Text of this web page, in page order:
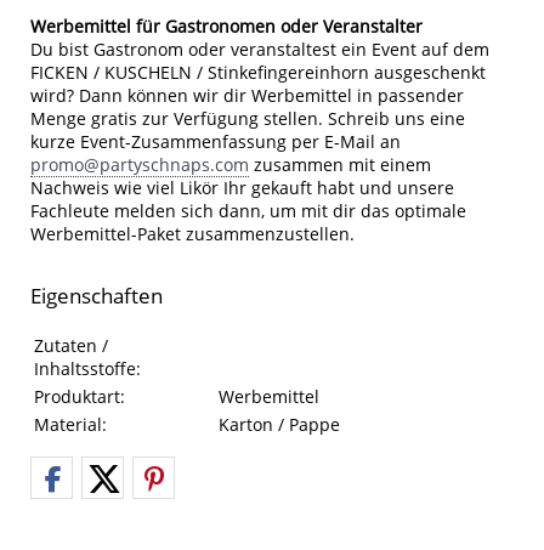
Werbemittel für Gastronomen oder Veranstalter
Du bist Gastronom oder veranstaltest ein Event auf dem
FICKEN / KUSCHELN / Stinkefingereinhorn ausgeschenkt
wird? Dann können wir dir Werbemittel in passender
Menge gratis zur Verfügung stellen. Schreib uns eine
kurze Event-Zusammenfassung per E-Mail an
promo@partyschnaps.com zusammen mit einem
Nachweis wie viel Likör Ihr gekauft habt und unsere
Fachleute melden sich dann, um mit dir das optimale
Werbemittel-Paket zusammenzustellen.
Eigenschaften
Eigenschaften des Produkts
Eigenschaft
Zutaten /
Inhaltsstoffe:
Produktart:
Werbemittel
Material:
Karton / Pappe